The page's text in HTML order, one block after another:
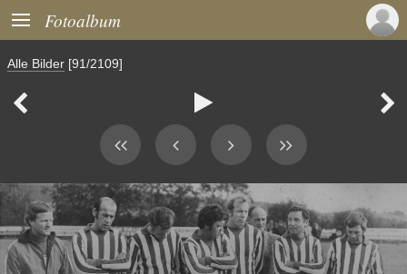
 Fotoalbum
Alle Bilder [91/2109]
  